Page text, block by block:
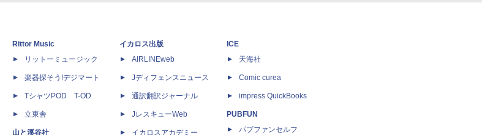
Rittor Music
リットーミュージック
楽器探そう!デジマート
TシャツPOD T-OD
立東舎
山と溪谷社
イカロス出版
AIRLINEweb
Jディフェンスニュース
通訳翻訳ジャーナル
JレスキューWeb
イカロスアカデミー
ICE
天海社
Comic curea
impress QuickBooks
PUBFUN
パブファンセルフ